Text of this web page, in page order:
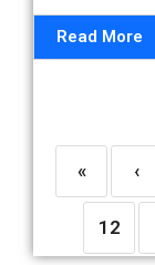
Read More
« ‹
12